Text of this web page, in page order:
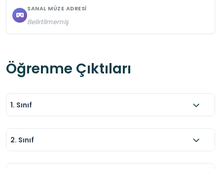
SANAL MÜZE ADRESI
Belirtilmemiş
Öğrenme Çıktıları
1. Sınıf
2. Sınıf